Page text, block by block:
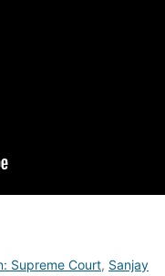
Supreme Court, Sanjay